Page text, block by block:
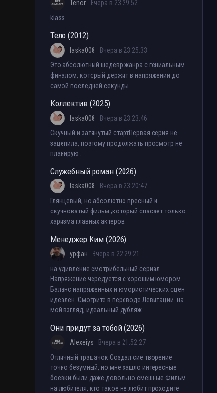
Tenor
Вчера в 23:29:52
klass
Тело (2012)
laska008
Вчера в 23:25:33
Это абсолютный шедевр жанра с гениальным
финалом, который держит в напряжении до
самой последней секунды.
Коллектив (2025)
laska008
Вчера в 23:23:46
Скучный и затянутый стартПервая серия не
зацепила, поэтому продолжать просмотр не
планирую .
Служебный роман (2026)
laska008
Вчера в 23:20:47
Глянцевый, но абсолютно пресный и
скучноватый фильм ,который спасает только
харизма главных актеров.
Менеджер Ким (2026)
урфан
Вчера в 22:29:21
на удивление смотрибельный сериал.
Напряжение чередуется с хорошим юмором.
Баланс напряженных и юмористических сцен
идеален. Смотрите в переводе Левитации. на
мой взгляд, идеальный дубляж
Они придут за тобой (2026)
Alexeiys
Вчера в 21:52:27
Отличный трэшачок Создал сие творение
точно безумный, но мне зашло интересные
боевки были даже довольно смешные Фильм
на любителя, кто такое не любит проходите